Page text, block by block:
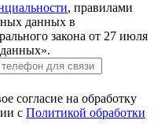
, правилами
данных в
закона от 27 июля
согласие на обработку
с Политикой обработки